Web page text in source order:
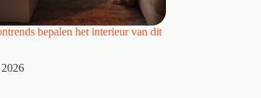
bepalen het interieur van dit